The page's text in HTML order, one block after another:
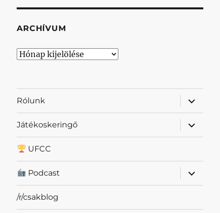
ARCHÍVUM
Archívum
Rólunk
almenü
Játékoskeringő
almenü
UFCC
Podcast
almenü
/r/csakblog